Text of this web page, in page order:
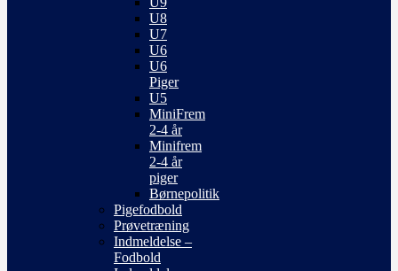
U8
U7
U6
U6
Piger
U5
MiniFrem
2-4 år
Minifrem
2-4 år
piger
Børnepolitik
Pigefodbold
Prøvetræning
Indmeldelse –
Fodbold